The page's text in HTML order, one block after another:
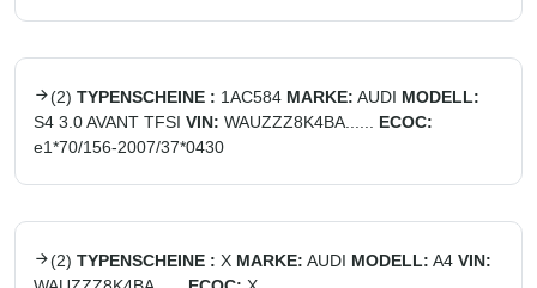
(2) TYPENSCHEINE : 1AC584 MARKE: AUDI MODELL:
S4 3.0 AVANT TFSI VIN: WAUZZZ8K4BA......
ECOC:
e1*70/156-2007/37*0430
(2) TYPENSCHEINE : X MARKE: AUDI MODELL: A4 VIN: